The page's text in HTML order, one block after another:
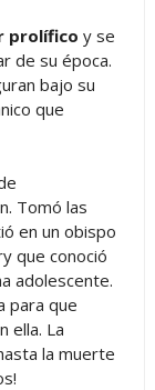
prolífico y se
de su época.
bajo su
que
Tomó las
en un obispo
que conoció
adolescente.
para que
ella. La
la muerte